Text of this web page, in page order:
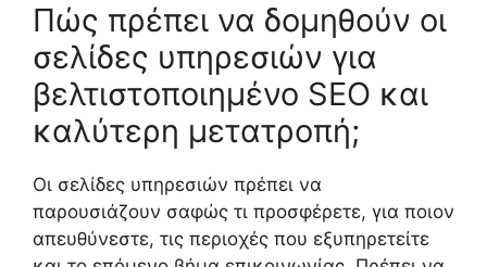
Πώς πρέπει να δομηθούν οι
σελίδες υπηρεσιών για
βελτιστοποιημένο SEO και
καλύτερη μετατροπή;
Οι σελίδες υπηρεσιών πρέπει να
παρουσιάζουν σαφώς τι προσφέρετε, για ποιον
απευθύνεστε, τις περιοχές που εξυπηρετείτε